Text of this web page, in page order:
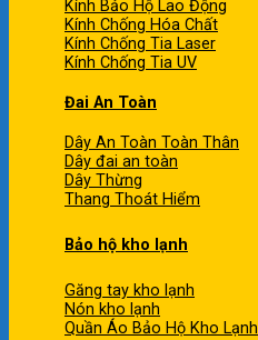
Kính Bảo Hộ Lao Động
Kính Chống Hóa Chất
Kính Chống Tia Laser
Kính Chống Tia UV
Đai An Toàn
Dây An Toàn Toàn Thân
Dây đai an toàn
Dây Thừng
Thang Thoát Hiểm
Bảo hộ kho lạnh
Găng tay kho lạnh
Nón kho lạnh
Quần Áo Bảo Hộ Kho Lạnh